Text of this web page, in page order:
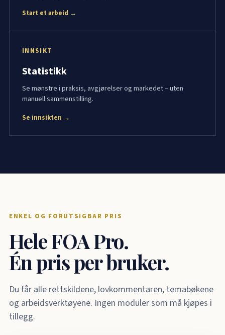
Start et arbeid →
INNSIKT
Statistikk
Se mønstre i praksis, avgjørelser og markedet – uten
manuell sammenstilling.
Se innsikten →
ENKEL OG FORUTSIGBAR PRIS
Hele FOA Pro.
Én pris per bruker.
Du får alle rettskildene, lovkommentaren, temabøkene
og arbeidsverktøyene. Ingen moduler som må kjøpes i
tillegg.